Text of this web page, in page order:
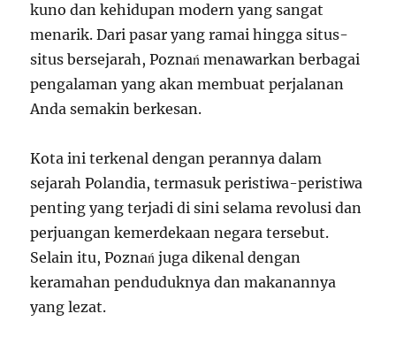
kuno dan kehidupan modern yang sangat
menarik. Dari pasar yang ramai hingga situs-
situs bersejarah, Poznań menawarkan berbagai
pengalaman yang akan membuat perjalanan
Anda semakin berkesan.
Kota ini terkenal dengan perannya dalam
sejarah Polandia, termasuk peristiwa-peristiwa
penting yang terjadi di sini selama revolusi dan
perjuangan kemerdekaan negara tersebut.
Selain itu, Poznań juga dikenal dengan
keramahan penduduknya dan makanannya
yang lezat.